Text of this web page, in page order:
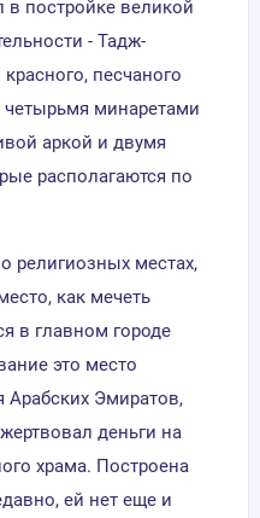
в постройке великой
- Тадж-
песчаного
четырьмя минаретами
аркой и двумя
располагаются по
религиозных местах,
как мечеть
в главном городе
это место
Арабских Эмиратов,
деньги на
храма. Построена
ей нет еще и